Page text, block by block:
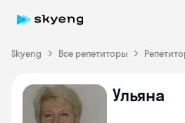
Skyeng Все репетиторы
Ульяна